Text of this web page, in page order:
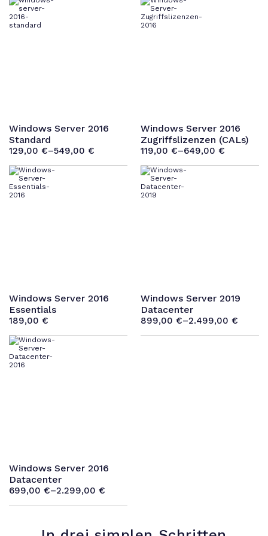
Windows Server 2016
Standard
129,00 €–549,00 €
Windows Server 2016
Zugriffslizenzen (CALs)
119,00€–649,00€
Windows Server 2016
Essentials
189,00 €
Windows Server 2019
Datacenter
899,00€–2.499,00€
Windows Server 2016
Datacenter
699,00 €–2.299,00 €